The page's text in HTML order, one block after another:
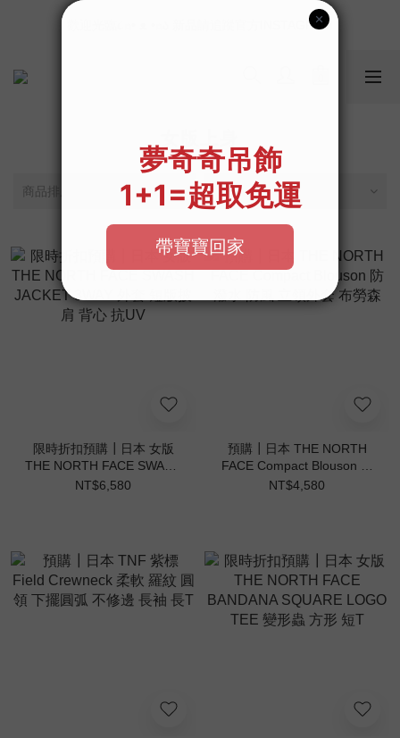
📣如果遇到結帳沒有反應，請另開瀏覽器 (不要直接從ig連結網站
歡迎光臨૮⍝• ᴥ •⍝ა 新品請追蹤官方INSTAGRAM
📣如果遇到結帳沒有反應，請另開瀏覽器 (不要直接從ig連結網站
商品排序 每頁顯示 24 個
限時折扣預購┃日本 女版
THE NORTH FACE SWASH
JACKET 3WAY 外套 短版披
NT$6,580
預購┃日本 THE NORTH
FACE Compact Blouson 防
潑水 防風 立領外套 布勞森
NT$4,580